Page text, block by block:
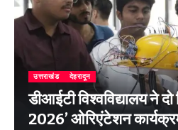
उत्तराखंड देहरादून
डीआईटी विश्वविद्यालय ने दो
2026’ ओरिएंटेशन